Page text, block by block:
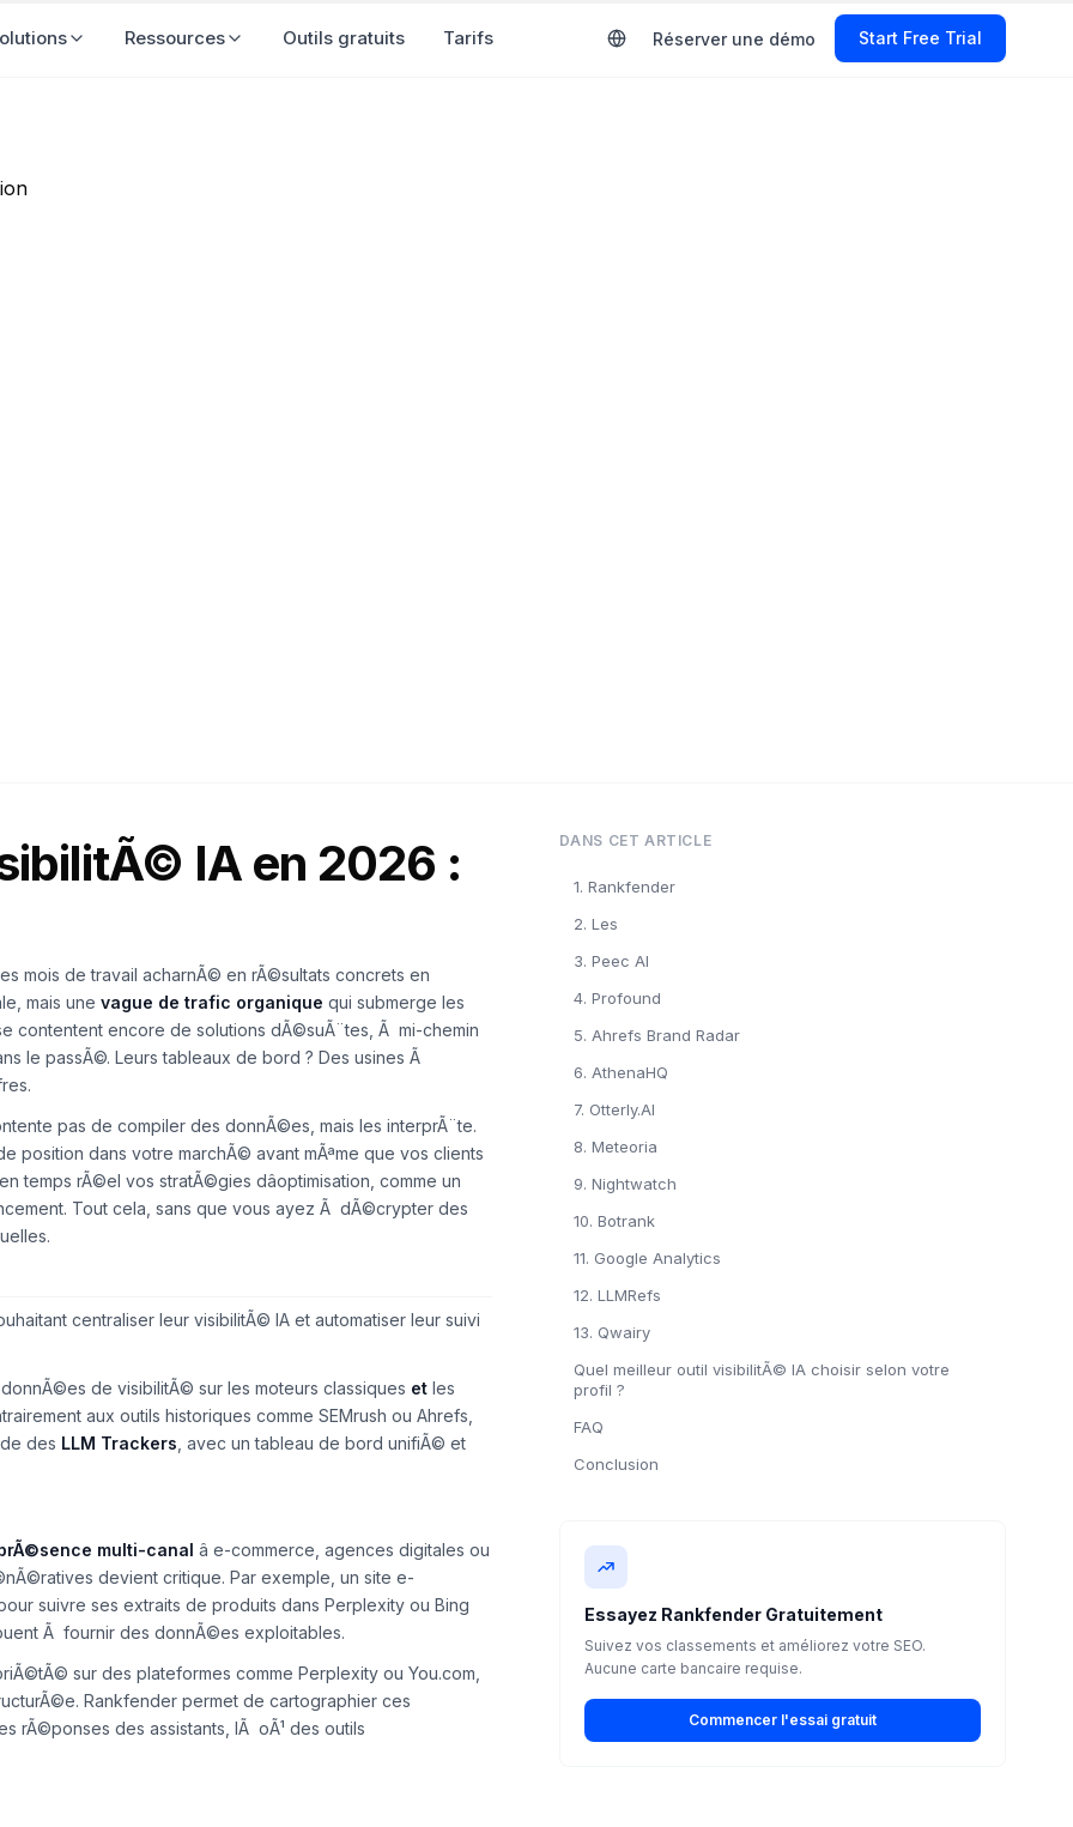
Ressources Outils gratuits Tarifs Réserver une démo Start Free Trial
IA en 2026 :
mois de travail acharnÃ© en rÃ©sultats concrets en
mais une vague de trafic organique qui submerge les
contentent encore de solutions dÃ©suÃ¨tes, Ã mi-chemin
le passÃ©. Leurs tableaux de bord ? Des usines Ã
pas de compiler des donnÃ©es, mais les interprÃ¨te.
position dans votre marchÃ© avant mÃªme que vos clients
temps rÃ©el vos stratÃ©gies dâoptimisation, comme un
Tout cela, sans que vous ayez Ã dÃ©crypter des
centraliser leur visibilitÃ© IA et automatiser leur suivi
de visibilitÃ© sur les moteurs classiques et les
aux outils historiques comme SEMrush ou Ahrefs,
des LLM Trackers , avec un tableau de bord unifiÃ© et
multi-canal â e-commerce, agences digitales ou
devient critique. Par exemple, un site e-
suivre ses extraits de produits dans Perplexity ou Bing
Ã fournir des donnÃ©es exploitables.
sur des plateformes comme Perplexity ou You.com,
Rankfender permet de cartographier ces
rÃ©ponses des assistants, lÃ oÃ¹ des outils
DANS CET ARTICLE
1. Rankfender
2. Les
3. Peec AI
4. Profound
5. Ahrefs Brand Radar
6. AthenaHQ
7. Otterly.AI
8. Meteoria
9. Nightwatch
10. Botrank
11. Google Analytics
12. LLMRefs
13. Qwairy
Quel meilleur outil visibilitÃ© IA choisir selon votre
profil ?
FAQ
Conclusion
Essayez Rankfender Gratuitement
Suivez vos classements et améliorez votre SEO.
Aucune carte bancaire requise.
Commencer l'essai gratuit